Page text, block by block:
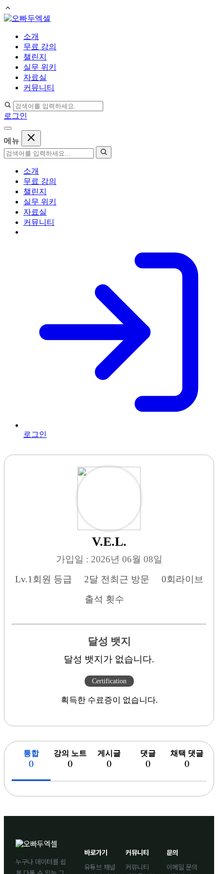
컨
소개
무료 강의
챌린지
실무 위키
자료실
커뮤니티
로그인
메뉴
소개
무료 강의
챌린지
실무 위키
자료실
커뮤니티
로그인
V.E.L.
가입일 : 2026년 06월 08일
Lv.1 회원 등급 2달 전 최근 방문 0회 라이브
출석 횟수
달성 뱃지
달성 뱃지가 없습니다.
Certification
획득한 수료증이 없습니다.
통합
()
강의 노트
()
게시글
()
댓글
()
채택 댓글
()
누구나 데이터를 쉽
바로가기
유튜브 채널
커뮤니티
커뮤니티
문의
이메일 문의